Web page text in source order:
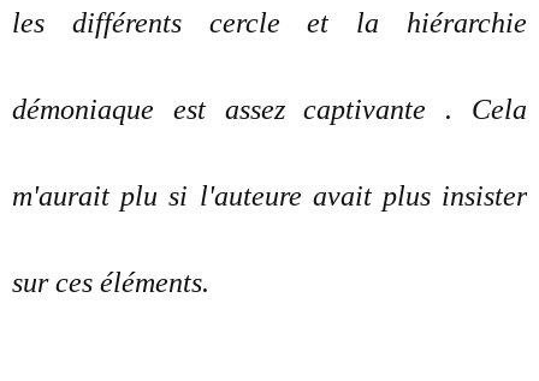
les différents cercle et la hiérarchie
démoniaque est assez captivante . Cela
m'aurait plu si l'auteure avait plus insister
sur ces éléments.